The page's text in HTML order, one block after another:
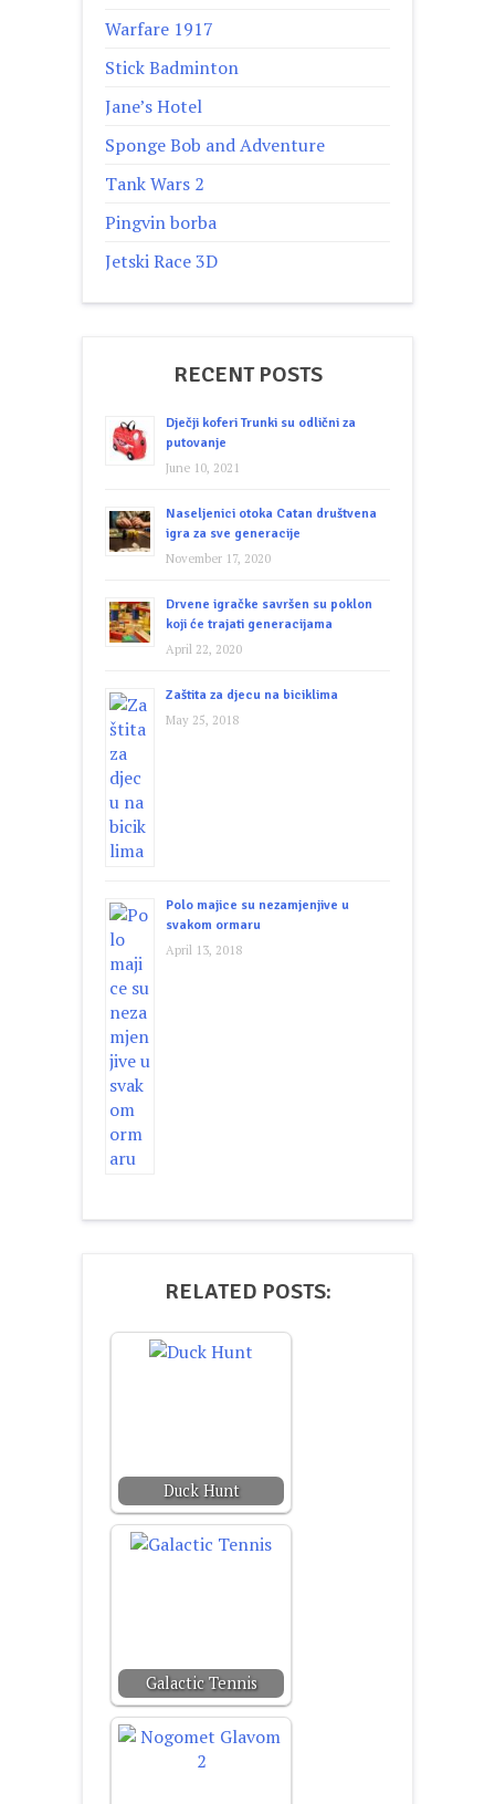
Warfare 1917
Stick Badminton
Jane’s Hotel
Sponge Bob and Adventure
Tank Wars 2
Pingvin borba
Jetski Race 3D
RECENT POSTS
Dječji koferi Trunki su odlični za
putovanje
June 10, 2021
Naseljenici otoka Catan društvena
igra za sve generacije
November 17, 2020
Drvene igračke savršen su poklon
koji će trajati generacijama
April 22, 2020
Zaštita za djecu na biciklima
May 25, 2018
Polo majice su nezamjenjive u
svakom ormaru
April 13, 2018
RELATED POSTS:
Duck Hunt
Galactic Tennis